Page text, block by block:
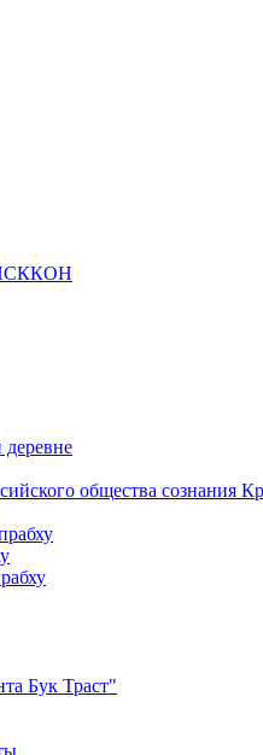
ИСККОН
общества сознания
Бук Траст"